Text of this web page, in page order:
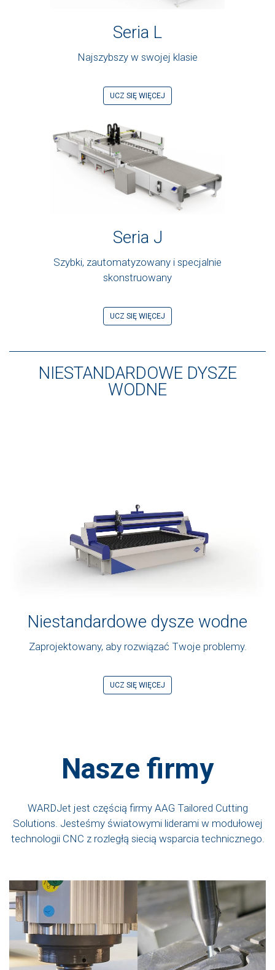
Seria L
Najszybszy w swojej klasie
UCZ SIĘ WIĘCEJ
Seria J
Szybki, zautomatyzowany i specjalnie
skonstruowany
UCZ SIĘ WIĘCEJ
NIESTANDARDOWE DYSZE
WODNE
Niestandardowe dysze wodne
Zaprojektowany, aby rozwiązać Twoje problemy.
UCZ SIĘ WIĘCEJ
Nasze firmy
WARDJet jest częścią firmy AAG Tailored Cutting
Solutions. Jesteśmy światowymi liderami w modułowej
technologii CNC z rozległą siecią wsparcia technicznego.